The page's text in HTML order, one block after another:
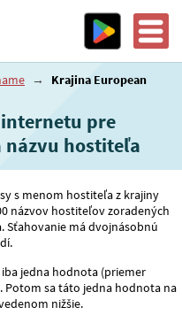
→
Krajina European
pre
názvu hostiteľa
s menom hostiteľa z krajiny
názvov hostiteľov zoradených
Sťahovanie má dvojnásobnú
iba jedna hodnota (priemer
sa táto jedna hodnota na
nižšie.